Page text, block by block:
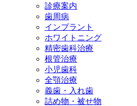
診療案内
歯周病
インプラント
ホワイトニング
精密歯科治療
根管治療
小児歯科
全顎治療
義歯・入れ歯
詰め物・被せ物